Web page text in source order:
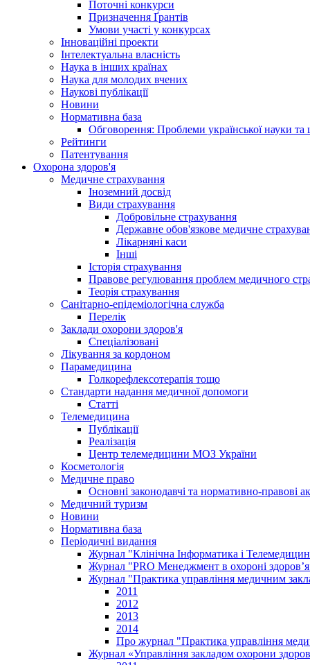
Поточні конкурси
Призначення Ґрантів
Умови участі у конкурсах
Інноваційні проекти
Інтелектуальна власність
Наука в інших країнах
Наука для молодих вчених
Наукові публікації
Новини
Нормативна база
Обговорення: Проблеми української науки та
Рейтинги
Патентування
Охорона здоров'я
Медичне страхування
Іноземний досвід
Види страхування
Добровільне страхування
Державне обов'язкове медичне
Лікарняні каси
Інші
Історія страхування
Правове регулювання проблем медичного
Теорія страхування
Санітарно-епідеміологічна служба
Перелік
Заклади охорони здоров'я
Спеціалізовані
Лікування за кордоном
Парамедицина
Голкорефлексотерапія тощо
Стандарти надання медичної допомоги
Статті
Телемедицина
Публікації
Реалізація
Центр телемедицини МОЗ України
Косметологія
Медичне право
Основні законодавчі та нормативно-правові
Медичний туризм
Новини
Нормативна база
Періодичні видання
Журнал "Клінічна Інформатика і
Журнал "PRO Менеджмент в охороні
Журнал "Практика управління медичним
2011
2012
2013
2014
Про журнал "Практика управління
Журнал «Управління закладом охорони